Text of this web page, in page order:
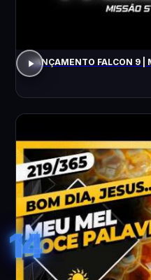
LANÇAMENTO FALCON 9 |
14